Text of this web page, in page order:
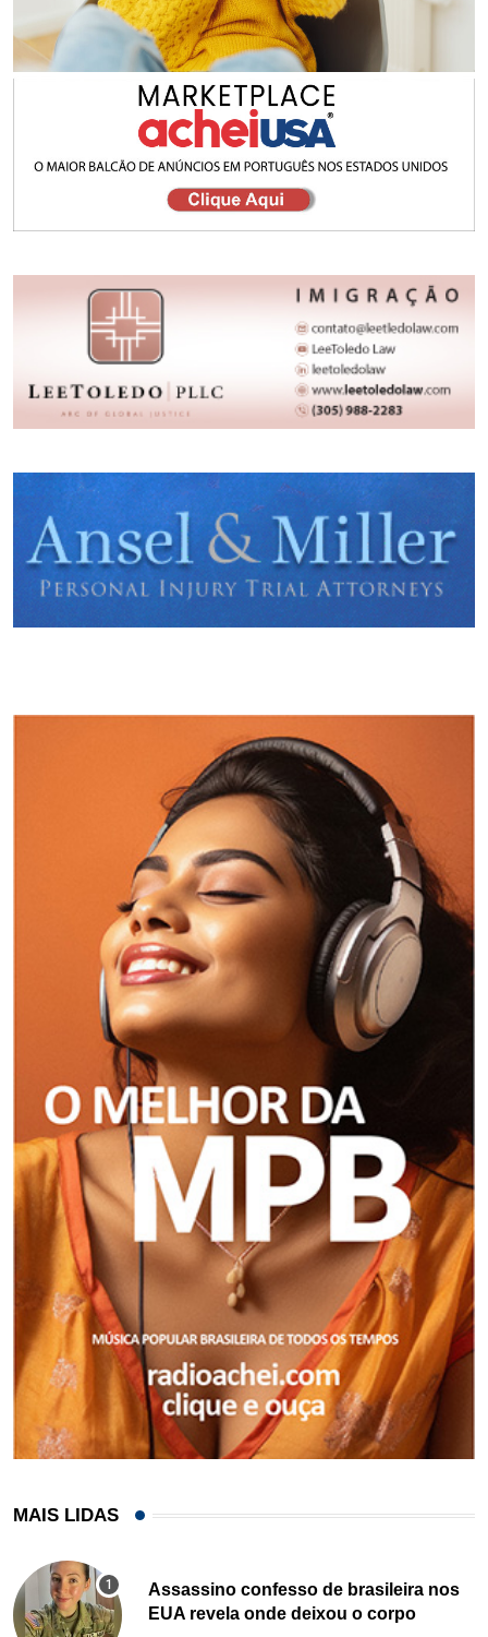
MAIS LIDAS
Assassino confesso de brasileira nos
EUA revela onde deixou o corpo